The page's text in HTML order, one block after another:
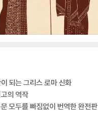
되는 그리스 로마 신화
의 역작
모두를 빠짐없이 번역한 완전판